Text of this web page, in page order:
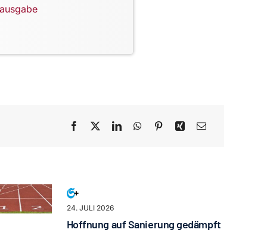
24. JULI 2026
Hoffnung auf Sanierung gedämpft